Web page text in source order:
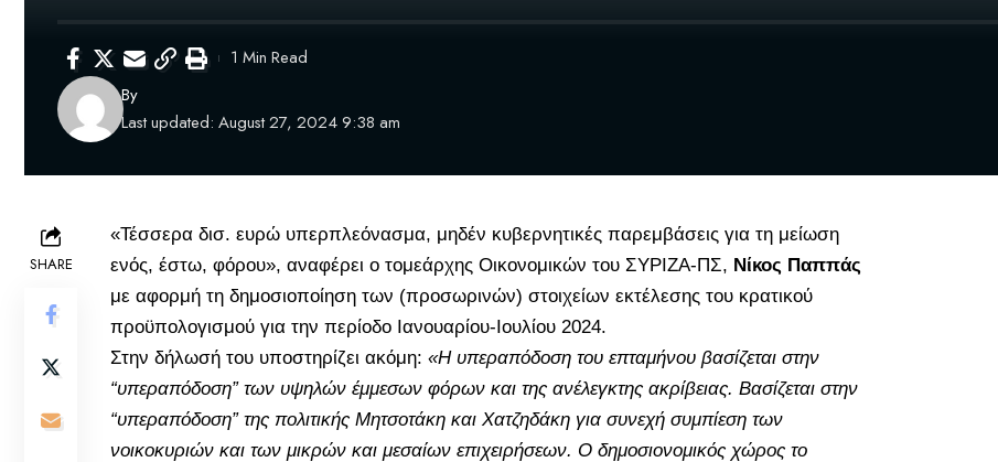
Last updated: August 27, 2024 9:38 am
By
1 Min Read
SHARE
«Τέσσερα δισ. ευρώ υπερπλεόνασμα, μηδέν κυβερνητικές παρεμβάσεις για τη μείωση
ενός, έστω, φόρου», αναφέρει ο τομεάρχης Οικονομικών του ΣΥΡΙΖΑ-ΠΣ, Νίκος Παππάς
με αφορμή τη δημοσιοποίηση των (προσωρινών) στοιχείων εκτέλεσης του κρατικού
προϋπολογισμού για την περίοδο Ιανουαρίου-Ιουλίου 2024.
Στην δήλωσή του υποστηρίζει ακόμη: «Η υπεραπόδοση του επταμήνου βασίζεται στην
“υπεραπόδοση” των υψηλών έμμεσων φόρων και της ανέλεγκτης ακρίβειας. Βασίζεται στην
“υπεραπόδοση” της πολιτικής Μητσοτάκη και Χατζηδάκη για συνεχή συμπίεση των
νοικοκυριών και των μικρών και μεσαίων επιχειρήσεων. Ο δημοσιονομικός χώρος το